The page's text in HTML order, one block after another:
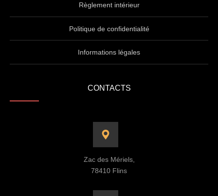
Règlement intérieur
Politique de confidentialité
Informations légales
CONTACTS
Zac des Mériels,
78410 Flins